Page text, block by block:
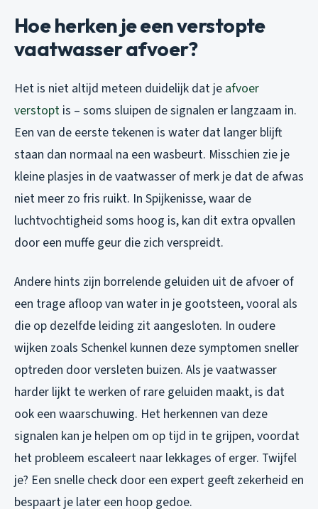
Hoe herken je een verstopte
vaatwasser afvoer?
Het is niet altijd meteen duidelijk dat je afvoer
verstopt is – soms sluipen de signalen er langzaam in.
Een van de eerste tekenen is water dat langer blijft
staan dan normaal na een wasbeurt. Misschien zie je
kleine plasjes in de vaatwasser of merk je dat de afwas
niet meer zo fris ruikt. In Spijkenisse, waar de
luchtvochtigheid soms hoog is, kan dit extra opvallen
door een muffe geur die zich verspreidt.
Andere hints zijn borrelende geluiden uit de afvoer of
een trage afloop van water in je gootsteen, vooral als
die op dezelfde leiding zit aangesloten. In oudere
wijken zoals Schenkel kunnen deze symptomen sneller
optreden door versleten buizen. Als je vaatwasser
harder lijkt te werken of rare geluiden maakt, is dat
ook een waarschuwing. Het herkennen van deze
signalen kan je helpen om op tijd in te grijpen, voordat
het probleem escaleert naar lekkages of erger. Twijfel
je? Een snelle check door een expert geeft zekerheid en
bespaart je later een hoop gedoe.